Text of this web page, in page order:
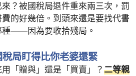
？被國稅局退件重來兩三次，罰
的好幾倍。到頭來還是要找代書
種——因為要收拾殘局。
局盯得比你老婆還緊
「贈與」還是「買賣」？ 二等親